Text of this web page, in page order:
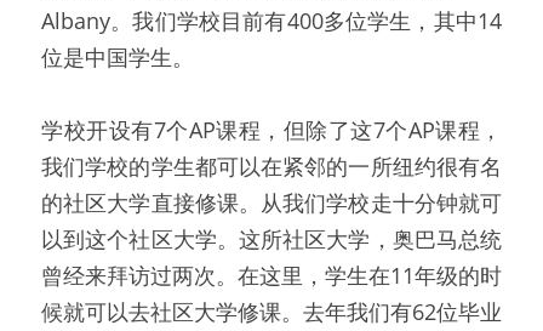
Albany。我们学校目前有400多位学生，其中14
位是中国学生。
学校开设有7个AP课程，但除了这7个AP课程，
我们学校的学生都可以在紧邻的一所纽约很有名
的社区大学直接修课。从我们学校走十分钟就可
以到这个社区大学。这所社区大学，奥巴马总统
曾经来拜访过两次。在这里，学生在11年级的时
候就可以去社区大学修课。去年我们有62位毕业